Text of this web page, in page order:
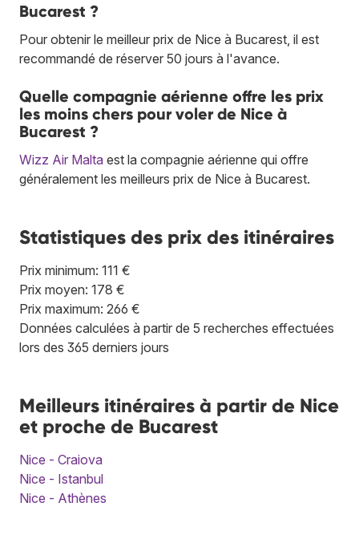
Bucarest ?
Pour obtenir le meilleur prix de Nice à Bucarest, il est
recommandé de réserver 50 jours à l'avance.
Quelle compagnie aérienne offre les prix
les moins chers pour voler de Nice à
Bucarest ?
Wizz Air Malta est la compagnie aérienne qui offre
généralement les meilleurs prix de Nice à Bucarest.
Statistiques des prix des itinéraires
Prix minimum: 111 €
Prix moyen: 178 €
Prix maximum: 266 €
Données calculées à partir de 5 recherches effectuées
lors des 365 derniers jours
Meilleurs itinéraires à partir de Nice
et proche de Bucarest
Nice - Craiova
Nice - Istanbul
Nice - Athènes